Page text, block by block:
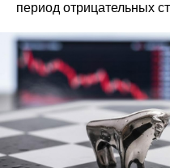
период отрицательных